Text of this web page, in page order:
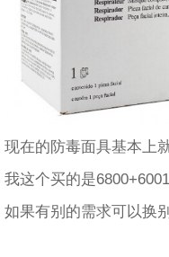
现在的防毒面具基本上
我这个买的是
如果有别的需求可以换